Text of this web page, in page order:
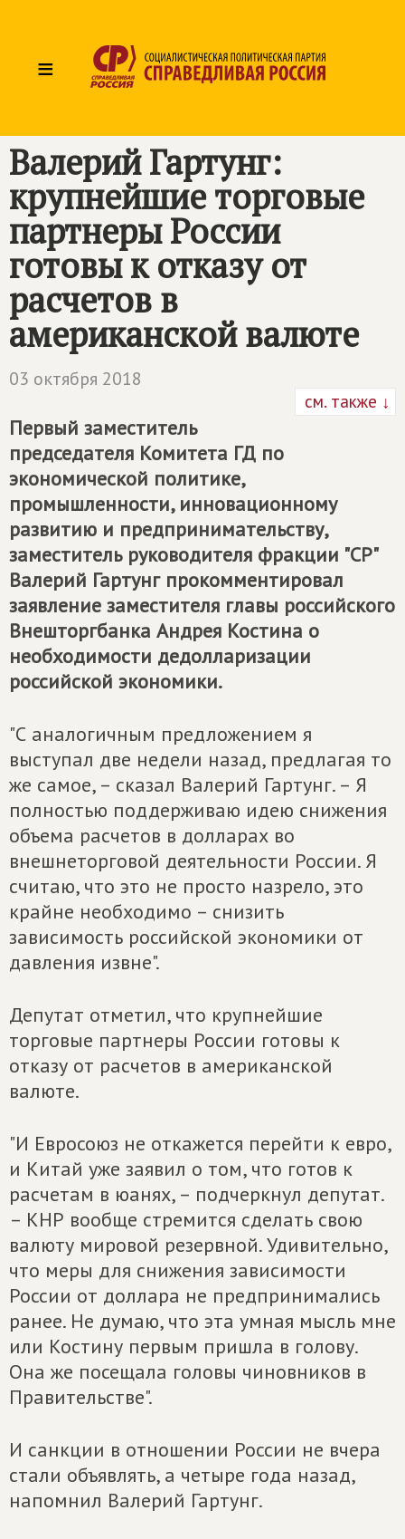
≡
Валерий Гартунг:
крупнейшие торговые
партнеры России
готовы к отказу от
расчетов в
американской валюте
03 октября 2018
см. также ↓
Первый заместитель
председателя Комитета ГД по
экономической политике,
промышленности, инновационному
развитию и предпринимательству,
заместитель руководителя фракции "СР"
Валерий Гартунг прокомментировал
заявление заместителя главы российского
Внешторгбанка Андрея Костина о
необходимости дедолларизации
российской экономики.
"С аналогичным предложением я
выступал две недели назад, предлагая то
же самое, – сказал Валерий Гартунг. – Я
полностью поддерживаю идею снижения
объема расчетов в долларах во
внешнеторговой деятельности России. Я
считаю, что это не просто назрело, это
крайне необходимо – снизить
зависимость российской экономики от
давления извне".
Депутат отметил, что крупнейшие
торговые партнеры России готовы к
отказу от расчетов в американской
валюте.
"И Евросоюз не откажется перейти к евро,
и Китай уже заявил о том, что готов к
расчетам в юанях, – подчеркнул депутат.
– КНР вообще стремится сделать свою
валюту мировой резервной. Удивительно,
что меры для снижения зависимости
России от доллара не предпринимались
ранее. Не думаю, что эта умная мысль мне
или Костину первым пришла в голову.
Она же посещала головы чиновников в
Правительстве".
И санкции в отношении России не вчера
стали объявлять, а четыре года назад,
напомнил Валерий Гартунг.